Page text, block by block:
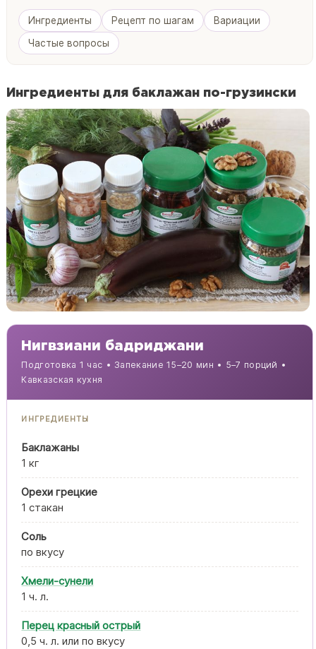
Ингредиенты Рецепт по шагам
Вариации
Частые вопросы
Ингредиенты для баклажан по-грузински
Нигвзиани бадриджани
Подготовка 1 час • Запекание 15–20 мин • 5–7 порций •
Кавказская кухня
ИНГРЕДИЕНТЫ
Баклажаны
1 кг
Орехи грецкие
1 стакан
Соль
по вкусу
Хмели-сунели
1 ч. л.
Перец красный острый
0,5 ч. л. или по вкусу